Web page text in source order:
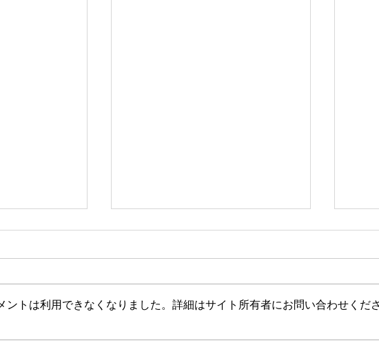
ントは利用できなくなりました。詳細はサイト所有者にお問い合わせくだ